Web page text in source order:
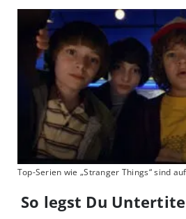
Top-Serien wie „Stranger Things“ sind
So legst Du